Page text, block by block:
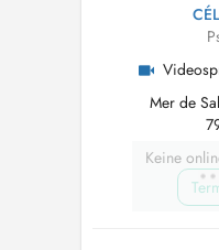
Mer de
Keine